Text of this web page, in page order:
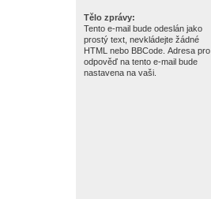
Tělo zprávy:
Tento e-mail bude odeslán jako
prostý text, nevkládejte žádné
HTML nebo BBCode. Adresa pro
odpověď na tento e-mail bude
nastavena na vaši.